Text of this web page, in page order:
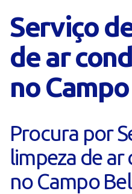
Serviço
de ar
no
Procura por
limpeza de
no Campo